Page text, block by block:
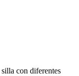
con diferentes